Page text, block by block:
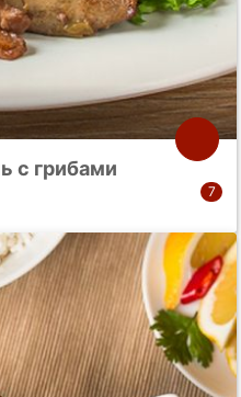
с грибами